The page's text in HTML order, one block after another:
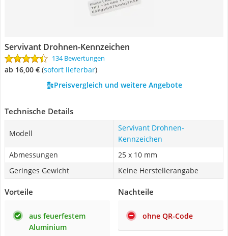
Servivant Drohnen-Kennzeichen
134 Bewertungen
ab 16,00 € ( Sofort lieferbar)
Preisvergleich und weitere Angebote
Technische Details
Modell
Servivant Drohnen-
Kennzeichen
Abmessungen
‎25 x 10 mm
Geringes Gewicht
Keine Herstellerangabe
Vorteile
aus feuerfestem
Aluminium
Nachteile
ohne QR-Code